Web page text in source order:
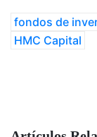
fondos de
HMC Capital